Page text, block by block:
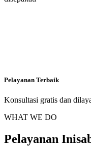
Pelayanan Terbaik
Konsultasi gratis dan
WHAT WE DO
Pelayanan